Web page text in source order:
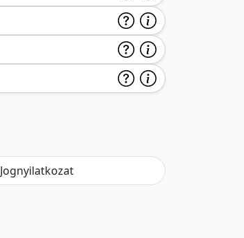
Jognyilatkozat